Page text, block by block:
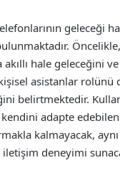
geleceği
hale geleceğini
asistanlar rolünü
belirtmektedir.
adapte
kalmayacak,
deneyimi